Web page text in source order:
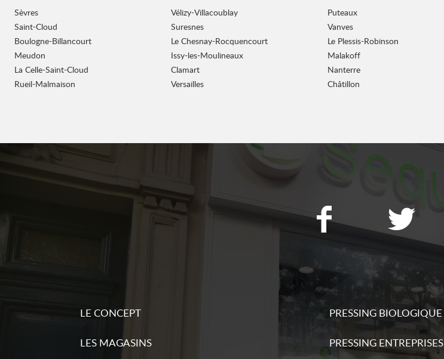
1 rue Charcot
92200 Neuilly-sur-Seine
Ouvert 09:00 - 19:00
Ouvert 09:00 - 18:30
Numéro
d'informations
Numéro
Sèvres
Saint-Cloud
Boulogne-Billancourt
Meudon
La Celle-Saint-Cloud
Rueil-Malmaison
Vélizy-Villacoublay
Suresnes
Le Chesnay-Rocquencourt
Issy-les-Moulineaux
Clamart
Versailles
Puteaux
Vanves
Le Plessis-Robinson
Malakoff
Nanterre
Châtillon
LE CONCEPT
LES MAGASINS
PRESSING BIOLOGIQUE
PRESSING ENTREPRISES